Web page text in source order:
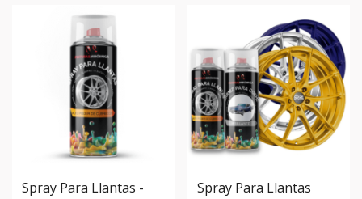
Spray Para Llantas -
Spray Para Llantas